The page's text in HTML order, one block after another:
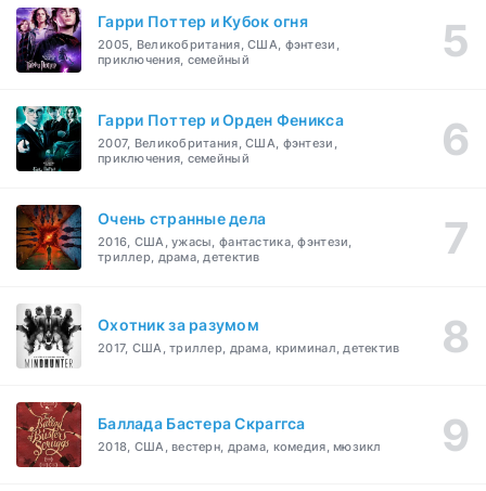
Гарри Поттер и Кубок огня
2005, Великобритания, США, фэнтези,
приключения, семейный
Гарри Поттер и Орден Феникса
2007, Великобритания, США, фэнтези,
приключения, семейный
Очень странные дела
2016, США, ужасы, фантастика, фэнтези,
триллер, драма, детектив
Охотник за разумом
2017, США, триллер, драма, криминал, детектив
Баллада Бастера Скраггса
2018, США, вестерн, драма, комедия, мюзикл